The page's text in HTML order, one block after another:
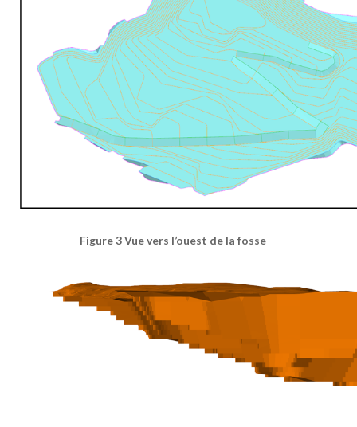
Figure 3Vue vers l’ouest de la fosse